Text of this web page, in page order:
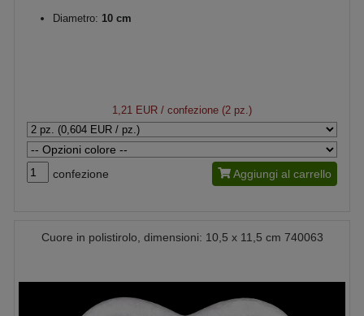
Diametro: 10 cm
1,21 EUR / confezione (2 pz.)
confezione Aggiungi al carrello
Cuore in polistirolo, dimensioni: 10,5 x 11,5 cm 740063